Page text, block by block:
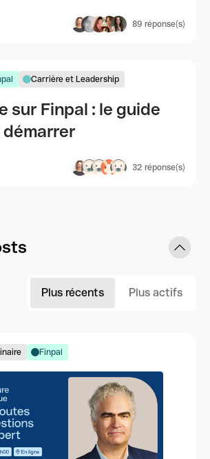
89 réponse(s)
Carrière et Leadership
sur Finpal : le guide
32 réponse(s)
Plus récents Plus actifs
Finpal